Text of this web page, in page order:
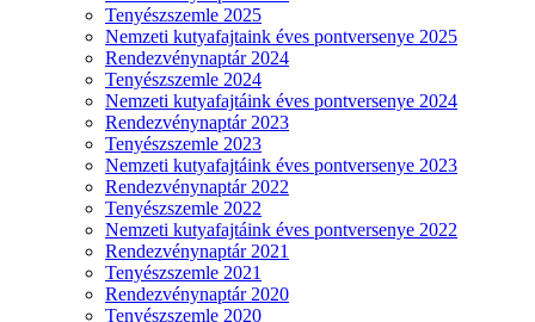
Tenyészszemle 2025
Nemzeti kutyafajtaink éves pontversenye 2025
Rendezvénynaptár 2024
Tenyészszemle 2024
Nemzeti kutyafajtáink éves pontversenye 2024
Rendezvénynaptár 2023
Tenyészszemle 2023
Nemzeti kutyafajtáink éves pontversenye 2023
Rendezvénynaptár 2022
Tenyészszemle 2022
Nemzeti kutyafajtáink éves pontversenye 2022
Rendezvénynaptár 2021
Tenyészszemle 2021
Rendezvénynaptár 2020
Tenyészszemle 2020